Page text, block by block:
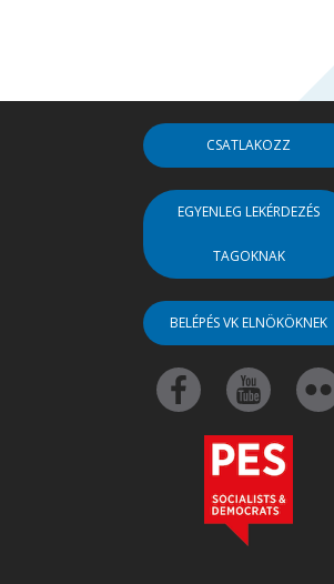
CSATLAKOZZ
EGYENLEG LEKÉRDEZÉS
TAGOKNAK
BELÉPÉS VK ELNÖKÖKNEK